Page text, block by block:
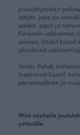
Joululahjavinkit
lahjan, joka on
paidat pipot ja
Finsketin valikoiman
arkeen. Uniikit kuosit
yksivärisiä
Vinkki: Pohdi,
inspiroivat kuosit,
persoonallisen ja
Mitä miehelle
ystävälle